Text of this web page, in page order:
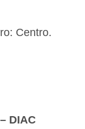
Centro.
DIAC